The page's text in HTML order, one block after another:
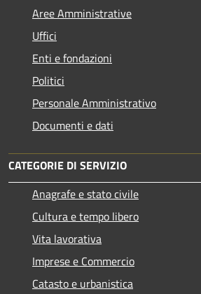
Aree Amministrative
Uffici
Enti e fondazioni
Politici
Personale Amministrativo
Documenti e dati
CATEGORIE DI SERVIZIO
Anagrafe e stato civile
Cultura e tempo libero
Vita lavorativa
Imprese e Commercio
Catasto e urbanistica